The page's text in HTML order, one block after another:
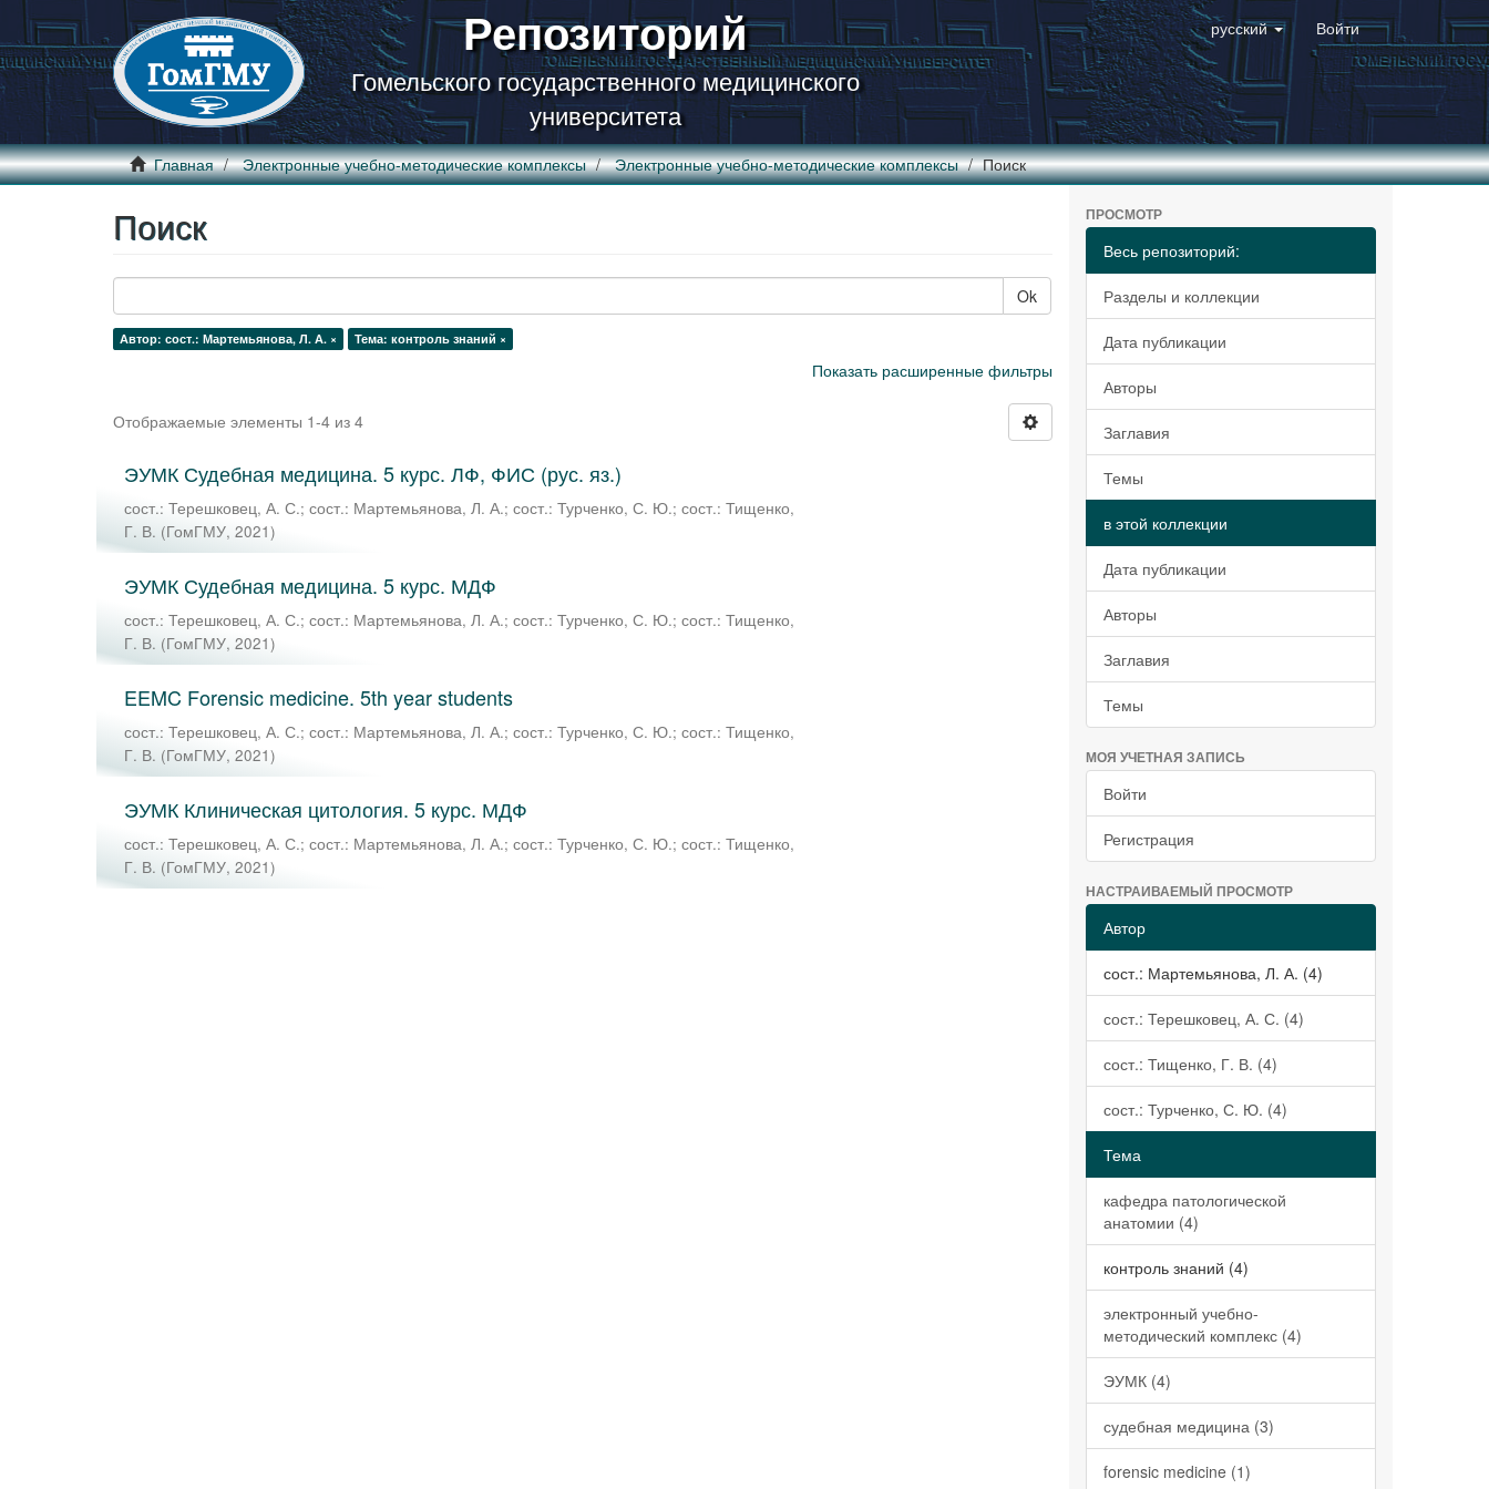
Репозиторий
Гомельского государственного медицинского
университета
русский Войти
Главная Электронные учебно-методические комплексы Электронные учебно-методические комплексы Поиск
Поиск
Ok
Автор: сост.: Мартемьянова, Л. А. × Тема: контроль знаний ×
Показать расширенные фильтры
Отображаемые элементы 1-4 из 4
ЭУМК Судебная медицина. 5 курс. ЛФ, ФИС (рус. яз.)
сост.: Терешковец, А. С.; сост.: Мартемьянова, Л. А.; сост.: Турченко, С. Ю.; сост.: Тищенко,
Г. В. (ГомГМУ, 2021)
ЭУМК Судебная медицина. 5 курс. МДФ
сост.: Терешковец, А. С.; сост.: Мартемьянова, Л. А.; сост.: Турченко, С. Ю.; сост.: Тищенко,
Г. В. (ГомГМУ, 2021)
EEMC Forensic medicine. 5th year students
сост.: Терешковец, А. С.; сост.: Мартемьянова, Л. А.; сост.: Турченко, С. Ю.; сост.: Тищенко,
Г. В. (ГомГМУ, 2021)
ЭУМК Клиническая цитология. 5 курс. МДФ
сост.: Терешковец, А. С.; сост.: Мартемьянова, Л. А.; сост.: Турченко, С. Ю.; сост.: Тищенко,
Г. В. (ГомГМУ, 2021)
ПРОСМОТР
Весь репозиторий:
Разделы и коллекции
Дата публикации
Авторы
Заглавия
Темы
в этой коллекции
Дата публикации
Авторы
Заглавия
Темы
МОЯ УЧЕТНАЯ ЗАПИСЬ
Войти
Регистрация
НАСТРАИВАЕМЫЙ ПРОСМОТР
Автор
сост.: Мартемьянова, Л. А. (4)
сост.: Терешковец, А. С. (4)
сост.: Тищенко, Г. В. (4)
сост.: Турченко, С. Ю. (4)
Тема
кафедра патологической
анатомии (4)
контроль знаний (4)
электронный учебно-
методический комплекс (4)
ЭУМК (4)
судебная медицина (3)
forensic medicine (1)